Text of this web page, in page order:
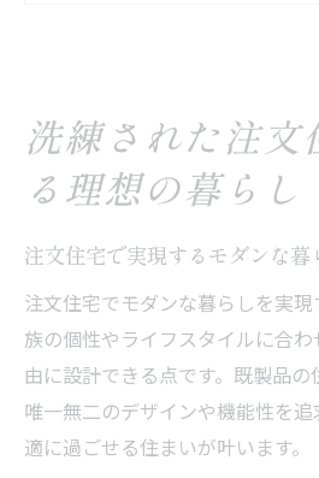
家族構成に合う注文住
モダンな家の特徴と注文住
注文住宅で叶えるモダ
ト
ナチュラルモダンを活
注文住宅設計で大切な
注文住宅で人気のモダ
洗練された注文
る理想の暮らし
注文住宅で実現するモダンな暮
注文住宅でモダンな暮らしを実
族の個性やライフスタイルに合
由に設計できる点です。既製品の
唯一無二のデザインや機能性を
適に過ごせる住まいが叶います。